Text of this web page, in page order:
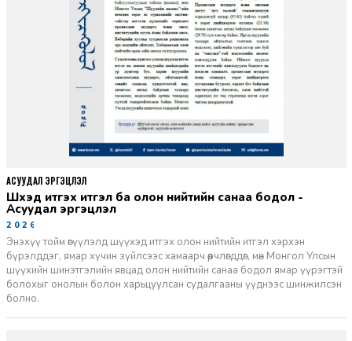
Шүүхэд итгэх итгэл ба олон нийтийн санаа бодол -
Асуудал эргэцүүлэл
2026-06-11
Энэхүү тойм өгүүлэлд шүүхэд итгэх олон нийтийн итгэл хэрхэн
бүрэлддэг, ямар хүчин зүйлсээс хамаарч өөрчлөгддөг, мөн Монгол Улсын
шүүхийн шинэтгэлийн явцад олон нийтийн санаа бодол ямар үүрэгтэй
болохыг онолын болон харьцуулсан судалгааны үүднээс шинжилсэн
болно.
АСУУДАЛ ЭРГЭЦҮҮЛЭЛ